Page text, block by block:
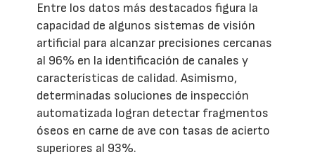
Entre los datos más destacados figura la
capacidad de algunos sistemas de visión
artificial para alcanzar precisiones cercanas
al 96% en la identificación de canales y
características de calidad. Asimismo,
determinadas soluciones de inspección
automatizada logran detectar fragmentos
óseos en carne de ave con tasas de acierto
superiores al 93%.